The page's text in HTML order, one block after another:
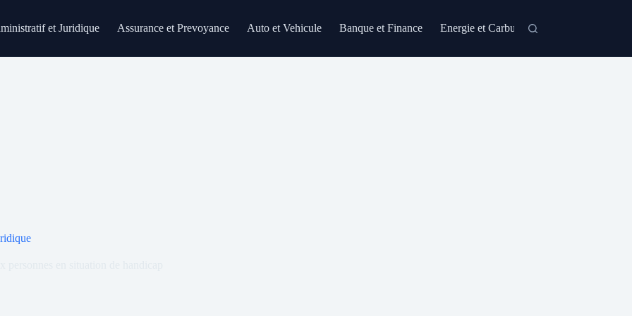
et Juridique Assurance et Prevoyance Auto et Vehicule Banque et Finance Energie et Carburant